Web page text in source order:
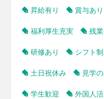
昇給有り 賞与あり
福利厚生充実 残
研修あり シフト制
土日祝休み 見学
学生歓迎 外国人